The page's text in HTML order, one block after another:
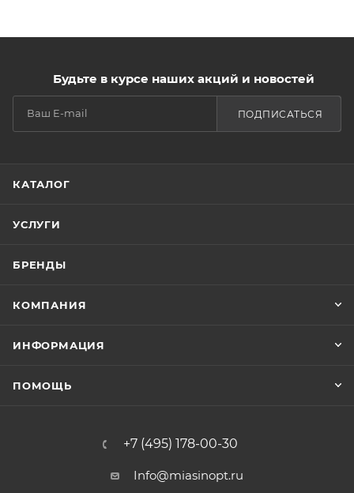
Будьте в курсе наших акций и новостей
ПОДПИСАТЬСЯ
КАТАЛОГ
УСЛУГИ
БРЕНДЫ
КОМПАНИЯ
ИНФОРМАЦИЯ
ПОМОЩЬ
+7 (495) 178-00-30
Info@miasinopt.ru